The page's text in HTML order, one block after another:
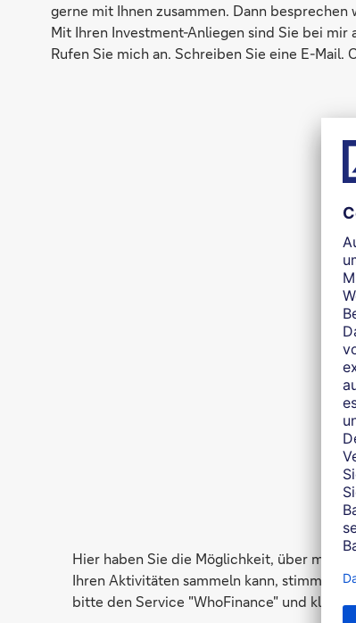
gerne mit Ihnen zusammen. Dann
Mit Ihren Investment-Anliegen sind Sie bei
Rufen Sie mich an. Schreiben Sie eine E-
Hier haben Sie die Möglichkeit, über mich
Ihren Aktivitäten sammeln kann, stimmen
bitte den Service "WhoFinance" und